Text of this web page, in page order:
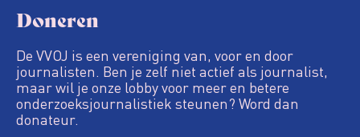
Doneren
De VVOJ is een vereniging van, voor en door
journalisten. Ben je zelf niet actief als journalist,
maar wil je onze lobby voor meer en betere
onderzoeksjournalistiek steunen? Word dan
donateur.